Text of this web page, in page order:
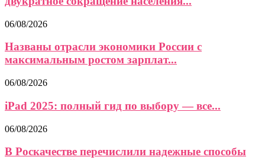
06/08/2026
Названы отрасли экономики России с
максимальным ростом зарплат...
06/08/2026
iPad 2025: полный гид по выбору — все...
06/08/2026
В Роскачестве перечислили надежные способы